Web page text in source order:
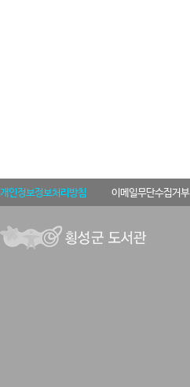
개인정보정보처리방침 이메일무단수집거부